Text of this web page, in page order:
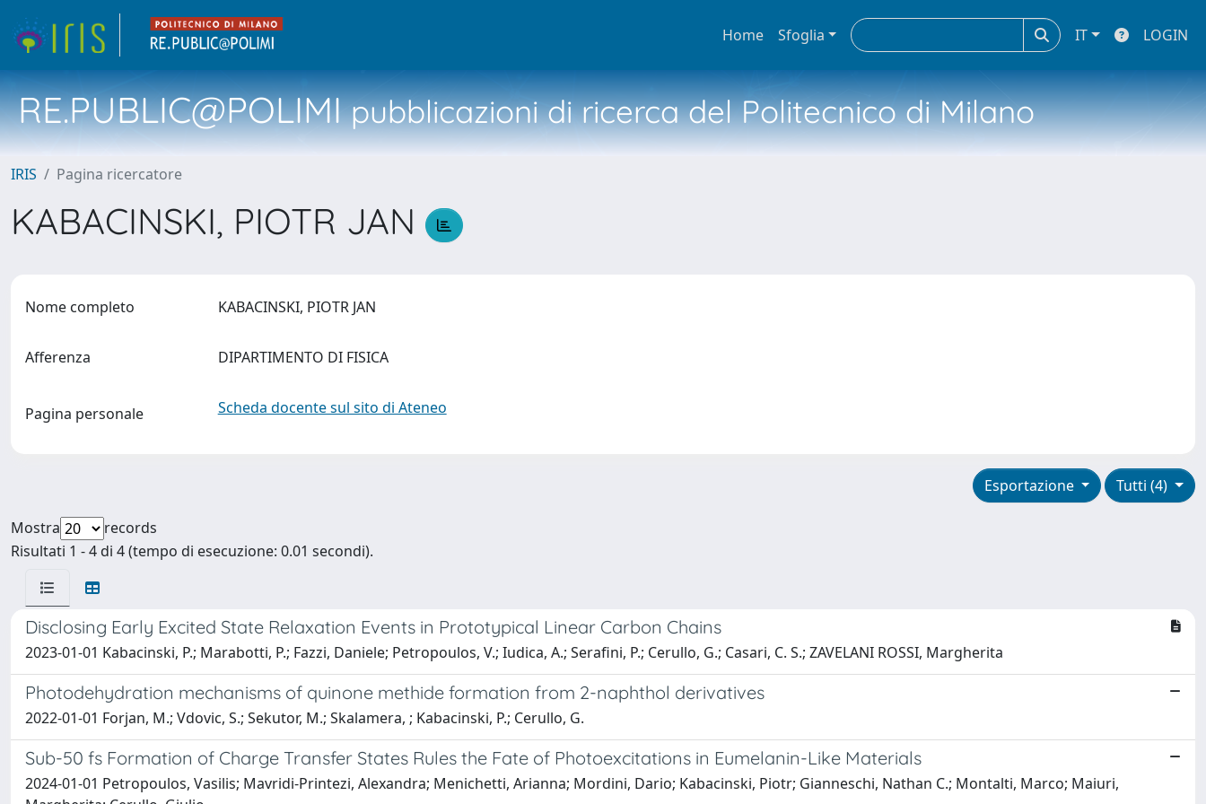
Home Sfoglia IT LOGIN
RE.PUBLIC@POLIMIpubblicazioni di ricerca del Politecnico di Milano
IRIS Pagina ricercatore
KABACINSKI, PIOTR JAN
Nome completo KABACINSKI, PIOTR JAN
Afferenza DIPARTIMENTO DI FISICA
Pagina personale Scheda docente sul sito di Ateneo
Tutti (4)
Esportazione
Mostra
records
Risultati 1 - 4 di 4 (tempo di esecuzione: 0.01 secondi).
Disclosing Early Excited State Relaxation Events in Prototypical Linear Carbon Chains
2023-01-01 Kabacinski, P.; Marabotti, P.; Fazzi, Daniele; Petropoulos, V.; Iudica, A.; Serafini, P.; Cerullo, G.; Casari, C. S.; ZAVELANI ROSSI, Margherita
Photodehydration mechanisms of quinone methide formation from 2-naphthol derivatives
2022-01-01 Forjan, M.; Vdovic, S.; Sekutor, M.; Skalamera, ; Kabacinski, P.; Cerullo, G.
Sub-50 fs Formation of Charge Transfer States Rules the Fate of Photoexcitations in Eumelanin-Like Materials
2024-01-01 Petropoulos, Vasilis; Mavridi-Printezi, Alexandra; Menichetti, Arianna; Mordini, Dario; Kabacinski, Piotr; Gianneschi, Nathan C.; Montalti, Marco; Maiuri,